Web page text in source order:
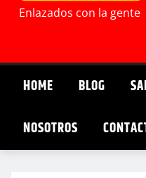
Enlazados con la gente
HOME BLOG
NOSOTROS